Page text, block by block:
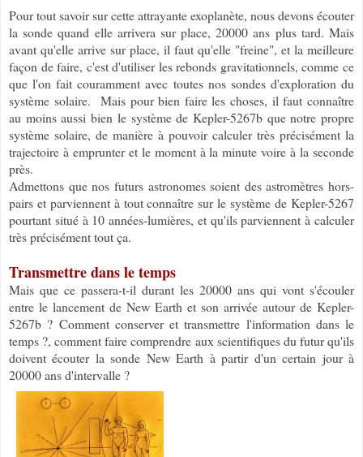
Pour tout savoir sur cette attrayante exoplanète, nous devons écouter
la sonde quand elle arrivera sur place, 20000 ans plus tard. Mais
avant qu'elle arrive sur place, il faut qu'elle "freine", et la meilleure
façon de faire, c'est d'utiliser les rebonds gravitationnels, comme ce
que l'on fait couramment avec toutes nos sondes d'exploration du
système solaire. Mais pour bien faire les choses, il faut connaître
au moins aussi bien le système de Kepler-5267b que notre propre
système solaire, de manière à pouvoir calculer très précisément la
trajectoire à emprunter et le moment à la minute voire à la seconde
près.
Admettons que nos futurs astronomes soient des astromètres hors-
pairs et parviennent à tout connaître sur le système de Kepler-5267
pourtant situé à 10 années-lumières, et qu'ils parviennent à calculer
très précisément tout ça.
Transmettre dans le temps
Mais que ce passera-t-il durant les 20000 ans qui vont s'écouler
entre le lancement de New Earth et son arrivée autour de Kepler-
5267b ? Comment conserver et transmettre l'information dans le
temps ?, comment faire comprendre aux scientifiques du futur qu'ils
doivent écouter la sonde New Earth à partir d'un certain jour à
20000 ans d'intervalle ?